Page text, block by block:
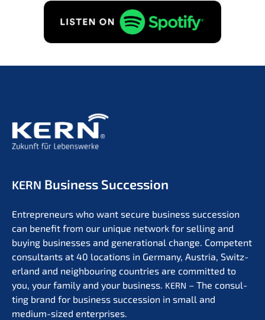
KERN Business Succession
Entre­pre­neurs who want secure business succes­si­on
can benefit from our unique network for selling and
buying businesses and genera­tio­nal change. Compe­tent
consul­tants at 40 locati­ons in Germa­ny, Austria, Switz­
er­land and neigh­bou­ring count­ries are commit­ted to
you, your family and your business. KERN – The consul­
ting brand for business succes­si­on in small and
medium-sized enterprises.